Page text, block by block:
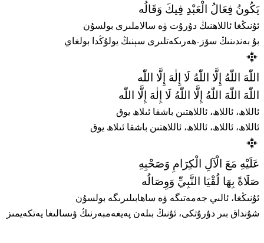
يَكُونُ فِعَالُ الْعَبْدِ فِيكَ وَقَالُه
ئۇنىڭغا ئاللاھنىڭ دۇرۇت ۋە سالاملىرى بولسۇن
بۇ بەندىنىڭ سۆز-ھەرىكەتلىرى سېنىڭ يولۇڭدا بولغاي
اللّٰهَ اللّٰهُ إِلَّا اللّٰهُ لَا إِلٰهَ إِلَّا اللّٰه
اللّٰهَ اللّٰهَ اللّٰهُ إِلَّا اللّٰهُ لَا إِلٰهَ إِلَّا اللّٰه
ئاللاھ، ئاللاھ، ئاللاھتىن باشقا ئىلاھ يوق
ئاللاھ، ئاللاھ، ئاللاھ، ئاللاھتىن باشقا ئىلاھ يوق
عَلَيْهِ مَعَ الْآلِ الْكِرَامِ وَصَحْبِهِ
صَلَاةً بِهَا لُقْيَا النَّبِيِّ وَوِصَالُه
ئۇنىڭغا، ئالىي جەمەتىگە ۋە ساھابىلىرىگە بولسۇن
شۇنداق بىر دۇرۇتكى، ئۇنىڭ بىلەن پەيغەمبەرنىڭ ۋىسالىغا يەتكەيمىز